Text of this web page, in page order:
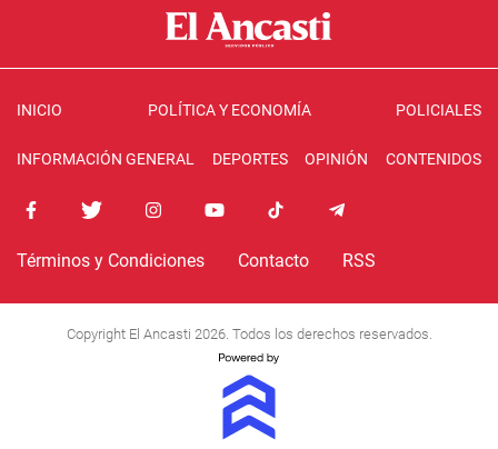
INICIO POLÍTICA Y ECONOMÍA POLICIALES
INFORMACIÓN GENERAL DEPORTES OPINIÓN CONTENIDOS
Términos y Condiciones Contacto RSS
Copyright El Ancasti 2026. Todos los derechos reservados.